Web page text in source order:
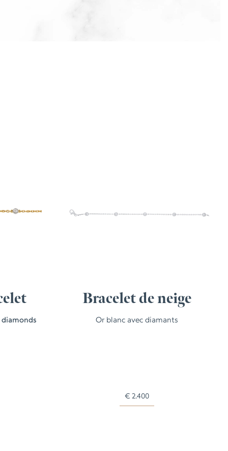
Bracelet de neige
Or blanc avec diamants
€ 2.400